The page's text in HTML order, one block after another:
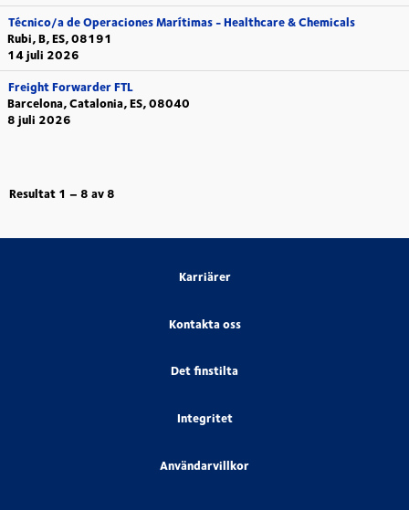
Técnico/a de Operaciones Marítimas - Healthcare & Chemicals
Rubi, B, ES, 08191
14 juli 2026
Freight Forwarder FTL
Barcelona, Catalonia, ES, 08040
8 juli 2026
Resultat 1 – 8 av8
Karriärer
Kontakta oss
Det finstilta
Integritet
Användarvillkor